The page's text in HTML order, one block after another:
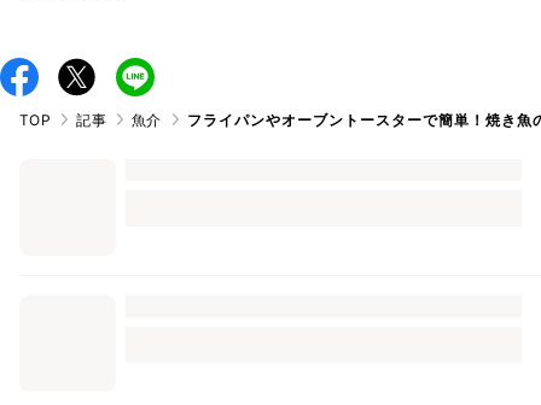
TOP 記事 魚介 フライパンやオーブントースターで簡単！焼き魚